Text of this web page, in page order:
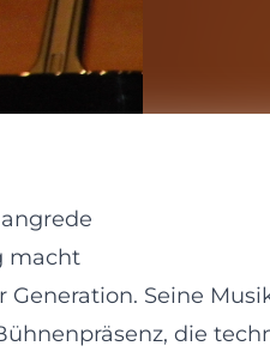
macht
Seine
die